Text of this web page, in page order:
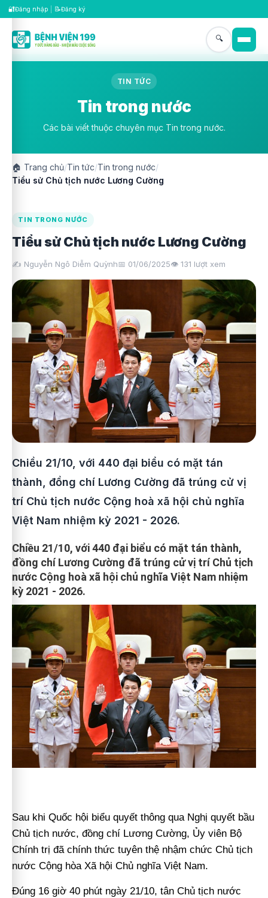
🔐Đăng nhập 📝Đăng ký
🔍
TIN TỨC
Tin trong nước
Các bài viết thuộc chuyên mục Tin trong nước.
🏠 Trang chủ/Tin tức/Tin trong nước/
Tiểu sử Chủ tịch nước Lương Cường
TIN TRONG NƯỚC
Tiểu sử Chủ tịch nước Lương Cường
✍️ Nguyễn Ngô Diễm Quỳnh📅 01/06/2025👁️ 131 lượt xem
Chiều 21/10, với 440 đại biểu có mặt tán
thành, đồng chí Lương Cường đã trúng cử vị
trí Chủ tịch nước Cộng hoà xã hội chủ nghĩa
Việt Nam nhiệm kỳ 2021 - 2026.
Chiều 21/10, với 440 đại biểu có mặt tán thành,
đồng chí Lương Cường đã trúng cử vị trí Chủ tịch
nước Cộng hoà xã hội chủ nghĩa Việt Nam nhiệm
kỳ 2021 - 2026.
Sau khi Quốc hội biểu quyết thông qua Nghị quyết bầu
Chủ tịch nước, đồng chí Lương Cường, Ủy viên Bộ
Chính trị đã chính thức tuyên thệ nhậm chức Chủ tịch
nước Cộng hòa Xã hội Chủ nghĩa Việt Nam.
Đúng 16 giờ 40 phút ngày 21/10, tân Chủ tịch nước